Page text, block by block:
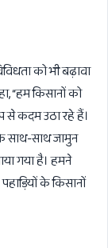
को भी बढ़ावा
“हम किसानों को
से कदम उठा रहे हैं।
साथ-साथ जामुन
गया है। हमने
के किसानों